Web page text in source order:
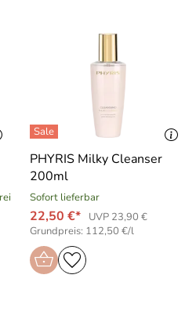
PHYRIS Milky Cleanser
200ml
Sofort lieferbar
22,50 €*
UVP 23,90 €
Grundpreis: 112,50 €/l